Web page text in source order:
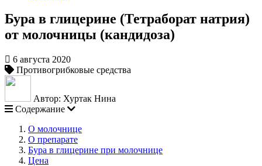
Бура в глицерине (Тетраборат натрия)
от молочницы (кандидоза)
6 августа 2020
Противогрибковые средства
Автор: Хуртак Нина
Содержание
О молочнице
О препарате
Бура в глицерине при молочнице
Цена